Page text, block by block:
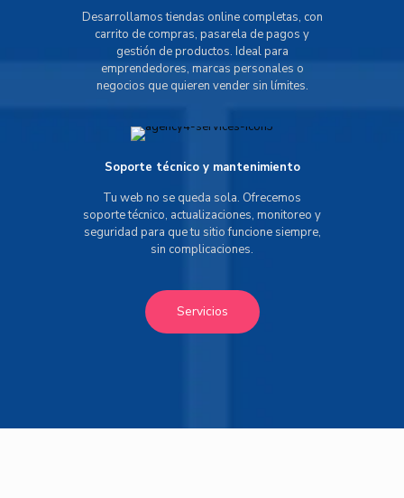
Desarrollamos tiendas online completas, con
carrito de compras, pasarela de pagos y
gestión de productos. Ideal para
emprendedores, marcas personales o
negocios que quieren vender sin límites.
Soporte técnico y mantenimiento
Tu web no se queda sola. Ofrecemos
soporte técnico, actualizaciones, monitoreo y
seguridad para que tu sitio funcione siempre,
sin complicaciones.
Servicios